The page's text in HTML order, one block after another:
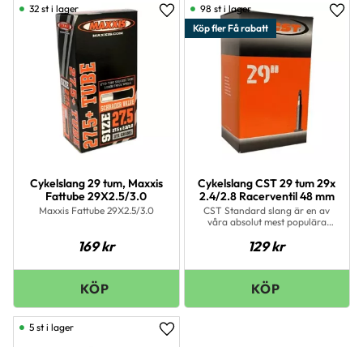
Cykelslang 29 tum, Maxxis
Fattube 29X2.5/3.0
Maxxis Fattube 29X2.5/3.0
169kr
Lägg till i favoriter
32 st i lager
Cykelslang CST 29 tum 29x
2.4/2.8 Racerventil 48 mm
CST Standard slang är en av
våra absolut mest populära
129kr
Köp fler Få rabatt
98 st i lager
Lägg till i favoriter
5 st i lager